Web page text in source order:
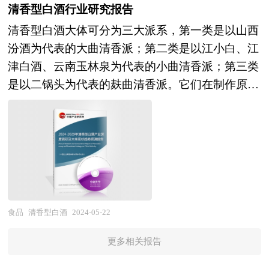
程中会面临地方政府的干预，容易出现过度追求税
收、缺乏对园区系统科学的专业规划、吸引追求低
成本和低税收的产业进驻等问题，容易引发区域集
聚效应差、土地利用效率偏低、企业同质化竞争严
重、忽视构建产业环境、配套不平衡、产业带动作
用不明显等诸多问题。 本研究咨询报告由中研普
华咨询公司领衔撰写，在大量周密的市场调研基础
上，主要依据了国家统计局、国家海关总署、国家
商务部、国家财政部、国务院发展研究中心、中国
开发区协会、鸡尾酒行业相关协会、中国行业研究
网、全国及海外多种相关报刊杂志的基础信息等公
布和提供的大量资料，对我国鸡尾酒产业园发展情
鸡尾酒产业园投资、招商等方面进行了深入探讨。
心、国家海关总署、全国商业信息中心、中国经济
景气监测中心、中国行业研究网、国内外相关报刊
杂志的基础信息以及宠物食品专业研究单位等公布
和提供的大量资料。对我国宠物食品的行业现状、
市场各类经营指标的情况、重点企业状况、区域市
场发展情况等内容进行详细的阐述和深入的分析，
着重对宠物食品业务的发展进行详尽深入的分析，
并根据宠物食品行业的政策经济发展环境对宠物食
品行业潜在的风险和防范建议进行分析。最后提出
研究者对宠物食品行业的研究观点，以供投资决策
者参考。
发展基础和潜力，才能编制出符合当地实际的产业
发展规划。中研普华拥有完善的调研访谈方案，能
够快速全面的根据当地实际条件提取编制规划所需
遵循的一些约束性指标。区域产业发展规划的编制
必须科学严谨，形式大于实质是产业规划编制的通
病，而更多利用翔实的数据和图表说话是高质量产
业发展规划的一个重要标志。中研普华凭借丰富的
数据来源渠道，以及对规划结构的精准把握，能够
最大限度的做到利用数据图表支撑自身观点。区域
产业发展规划必须要具有较强的可操作性，这就要
求规划必须要落脚到产业发展目录上。中研普华拥
有多年的产业研究经验，能够在产业规划的编制过
清香型白酒行业研究报告
清香型白酒大体可分为三大派系，第一类是以山西
汾酒为代表的大曲清香派；第二类是以江小白、江
津白酒、云南玉林泉为代表的小曲清香派；第三类
是以二锅头为代表的麸曲清香派。它们在制作原
料、酿酒工艺、出酒率、酿酒成本上，差别巨大。
清香型白酒作为主流香型白酒之一，与浓香和酱香
全国化产区相比，产区比较集中，核心产区在山西
吕梁市，主要产区在环山西京津冀豫蒙等北方地
区，其他产区比较零星并不形成规模和影响力。
全国清香型白酒产区，形成了一个核心产区三大品
类产区为支撑的市场格局，即以杏花村为清香型核
上由于历史原因，形成了二锅头、老白干、青稞酒
食品 清香型白酒 2024-05-22
更多相关报告